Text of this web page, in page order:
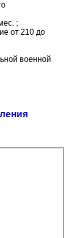
;
от 210 до
военной